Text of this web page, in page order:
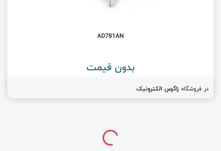
AD781AN
بدون قیمت
در فروشگاه زاگرس الکترونیک